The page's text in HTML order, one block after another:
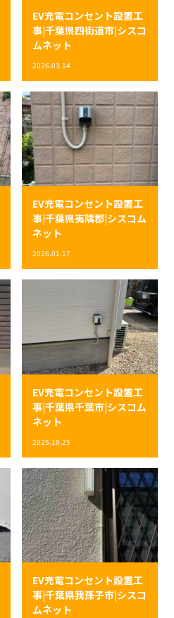
EV充電コンセント設置工
事|千葉県四街道市|シスコ
ムネット
2026.03.14
EV充電コンセント設置工
事|千葉県夷隅郡|シスコム
ネット
2026.01.17
EV充電コンセント設置工
事|千葉県千葉市|シスコム
ネット
2025.10.25
EV充電コンセント設置工
事|千葉県我孫子市|シスコ
ムネット